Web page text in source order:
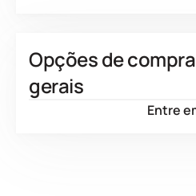
Opções de
gerais
Entre